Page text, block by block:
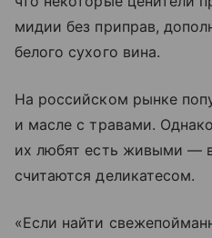
мидии без приправ,
белого сухого вина.
На российском рынке
и масле с травами.
их любят есть живыми —
считаются деликатесом.
«Если найти